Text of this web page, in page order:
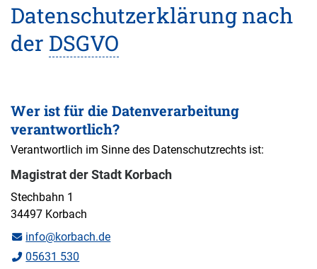
Datenschutzerklärung nach
der DSGVO
Wer ist für die Datenverarbeitung
verantwortlich?
Verantwortlich im Sinne des Datenschutzrechts ist:
Magistrat der Stadt Korbach
Stechbahn 1
34497 Korbach
info@korbach.de
05631 530